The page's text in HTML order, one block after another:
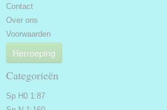
Contact
Over ons
Voorwaarden
Herroeping
Categorieën
Sp H0 1:87